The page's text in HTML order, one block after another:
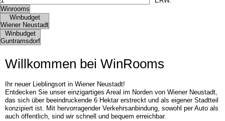
Willkommen bei WinRooms
Ihr neuer Lieblingsort in Wiener Neustadt!
Entdecken Sie unser einzigartiges Areal im Norden von Wiener Neustadt,
das sich über beeindruckende 6 Hektar erstreckt und als eigener Stadtteil
konzipiert ist. Mit hervorragender Verkehrsanbindung, sowohl per Auto als
auch öffentlich, sind wir schnell und bequem erreichbar.